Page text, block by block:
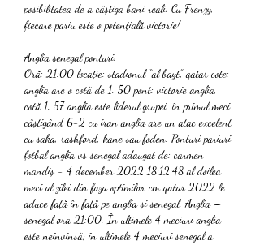
posibilitatea de a câștiga bani reali. Cu Frenzy,
fiecare pariu este o potențială victorie!
Anglia senegal ponturi.
Oră: 21:00 locație: stadionul “al bayt”, qatar cote:
anglia are o cotă de 1. 50 pont: victorie anglia,
cotă 1. 57 anglia este liderul grupei, în primul meci
câștigând 6-2 cu iran anglia are un atac excelent
cu saka, rashford, kane sau foden. Ponturi pariuri
fotbal anglia vs senegal adaugat de: carmen
mandiș - 4 december 2022 18:12:48 al doilea
meci al zilei din faza optimilor cm qatar 2022 le
aduce față în față pe anglia și senegal. Anglia –
senegal ora 21:00. În ultimele 4 meciuri anglia
este neînvinsă; în ultimele 4 meciuri senegal a